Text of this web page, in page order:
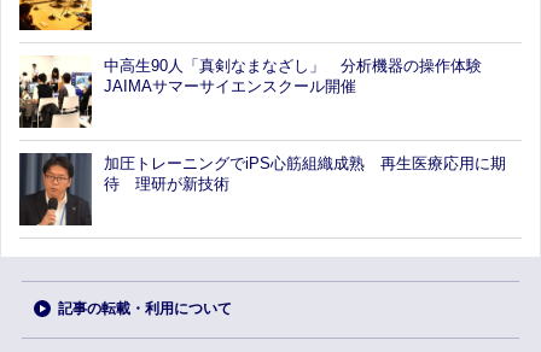
中高生90人「真剣なまなざし」 分析機器の操作体験
JAIMAサマーサイエンスクール開催
加圧トレーニングでiPS心筋組織成熟 再生医療応用に期
待 理研が新技術
記事の転載・利用について